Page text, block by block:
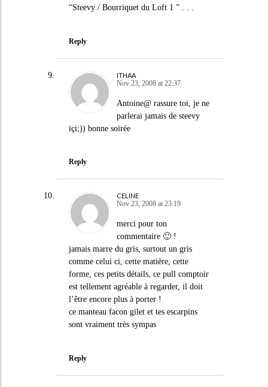
“Steevy / Bourriquet du Loft 1 ” . . .
Reply
ITHAA
Nov 23, 2008 at 22:37
Antoine@ rassure toi, je ne
parlerai jamais de steevy
içi;)) bonne soirée
Reply
CELINE
Nov 23, 2008 at 23:19
merci pour ton
commentaire 🙂 !
jamais marre du gris, surtout un gris
comme celui ci, cette matière, cette
forme, ces petits détails, ce pull comptoir
est tellement agréable à regarder, il doit
l’être encore plus à porter !
ce manteau facon gilet et tes escarpins
sont vraiment très sympas
Reply